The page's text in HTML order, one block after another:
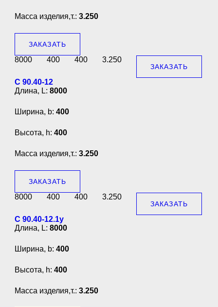
Масса изделия,т.: 3.250
ЗАКАЗАТЬ
8000 400 400 3.250
ЗАКАЗАТЬ
С 90.40-12
Длина, L: 8000
Ширина, b: 400
Высота, h: 400
Масса изделия,т.: 3.250
ЗАКАЗАТЬ
8000 400 400 3.250
ЗАКАЗАТЬ
С 90.40-12.1у
Длина, L: 8000
Ширина, b: 400
Высота, h: 400
Масса изделия,т.: 3.250